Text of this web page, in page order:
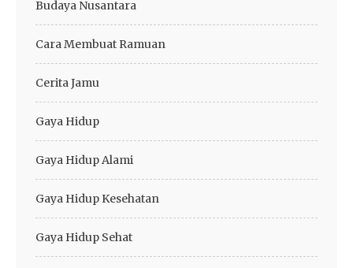
Budaya Nusantara
Cara Membuat Ramuan
Cerita Jamu
Gaya Hidup
Gaya Hidup Alami
Gaya Hidup Kesehatan
Gaya Hidup Sehat